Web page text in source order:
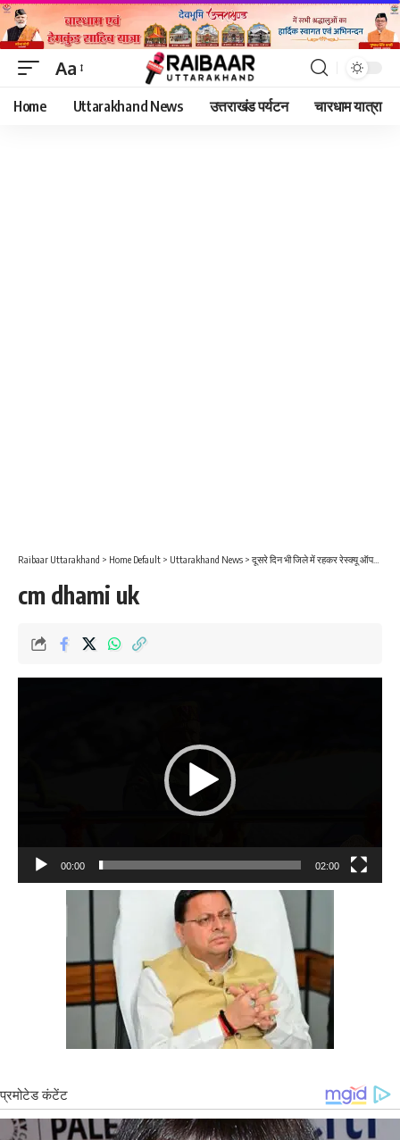
Font
Resizer
Aa
Home Uttarakhand News उत्तराखंड पर्यटन चारधाम यात्रा
Raibaar Uttarakhand > Home Default > Uttarakhand News > दूसरे दिन भी जिले में रहकर रेस्क्यू ऑपरेशन की निगरानी और निर्देशन में जुटे रहे सीएम धामी
cm dhami uk
00:00 02:00